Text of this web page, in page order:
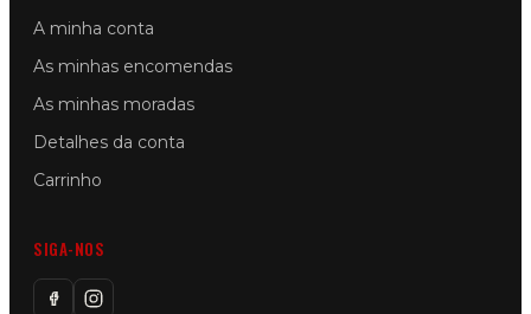
A minha conta
As minhas encomendas
As minhas moradas
Detalhes da conta
Carrinho
SIGA-NOS